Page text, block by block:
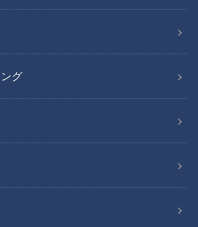
グ
らせ
地位向上支援や女性のエン
ても世界中で注目されていま
ョッピング」では、在日イ
会で輝く女性に感謝の意を込
輝くチョコレート「Ferrero
レゼントキャンペーンを実